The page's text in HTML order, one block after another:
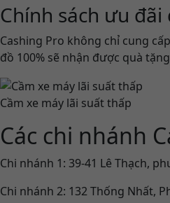
Chính sách ưu đãi
Cashing Pro không chỉ cung
đồ 100% sẽ nhận được quà
Cầm xe máy lãi suất thấp
Các chi nhánh
Chi nhánh 1: 39-41 Lê Thạch,
Chi nhánh 2: 132 Thống Nhất,